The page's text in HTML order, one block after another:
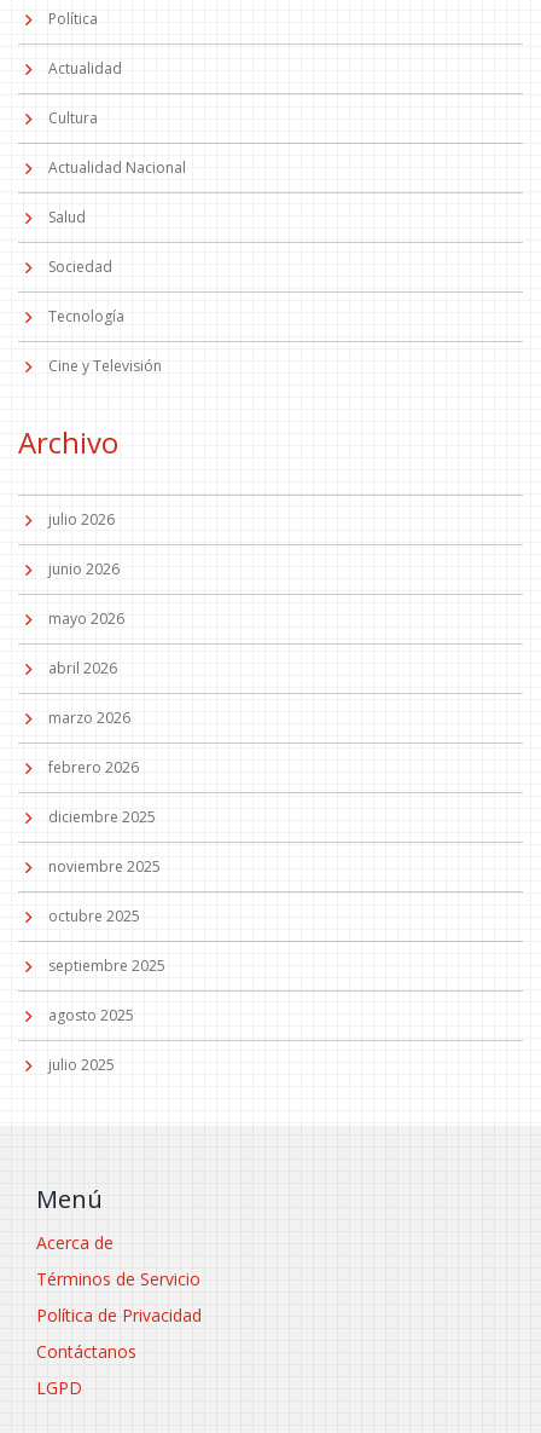
Política
Actualidad
Cultura
Actualidad Nacional
Salud
Sociedad
Tecnología
Cine y Televisión
Archivo
julio 2026
junio 2026
mayo 2026
abril 2026
marzo 2026
febrero 2026
diciembre 2025
noviembre 2025
octubre 2025
septiembre 2025
agosto 2025
julio 2025
Menú
Acerca de
Términos de Servicio
Política de Privacidad
Contáctanos
LGPD